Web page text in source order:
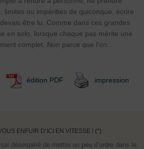
limites ou impérities de quiconque, écrire
être lu. Comme dans ces grandes
en solo, lorsque chaque pas mérite une
complet. Non parce que l’on...
édition PDF impression
ENFUIR D’ICI EN VITESSE ! (*)
désespéré de mettre un peu d’ordre dans le